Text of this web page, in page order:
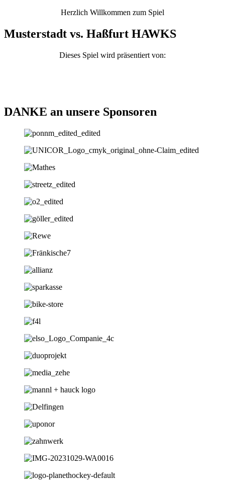
Herzlich Willkommen zum Spiel
Musterstadt vs. Haßfurt HAWKS
Dieses Spiel wird präsentiert von:
DANKE an unsere Sponsoren